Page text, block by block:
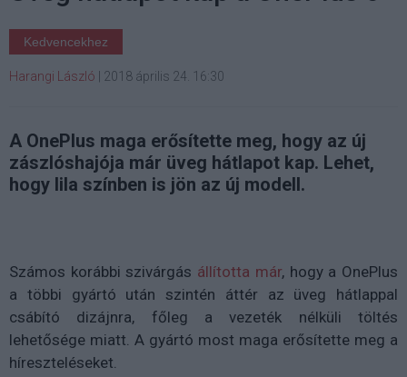
Kedvencekhez
Harangi László 2018 április 24. 16:30
A OnePlus maga erősítette meg, hogy az új
zászlóshajója már üveg hátlapot kap. Lehet,
hogy lila színben is jön az új modell.
Számos korábbi szivárgás állította már, hogy a OnePlus
a többi gyártó után szintén áttér az üveg hátlappal
csábító dizájnra, főleg a vezeték nélküli töltés
lehetősége miatt. A gyártó most maga erősítette meg a
híreszteléseket.